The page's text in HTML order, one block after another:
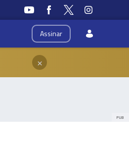
Assinar
×
PUB